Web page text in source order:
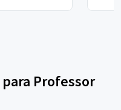
Professor